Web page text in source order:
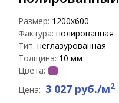
Размер: 1200х600
Фактура: полированная
Тип: неглазурованная
Толщина: 10 мм
Цвета:
Цена: 3 027 руб./м2